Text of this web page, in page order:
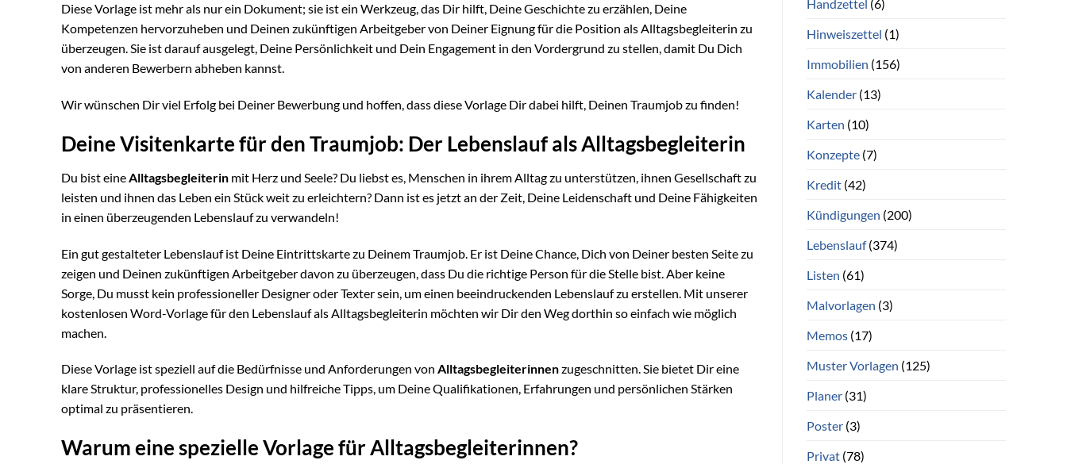
Diese Vorlage ist mehr als nur ein Dokument; sie ist ein Werkzeug, das Dir hilft, Deine Geschichte zu erzählen, Deine
Kompetenzen hervorzuheben und Deinen zukünftigen Arbeitgeber von Deiner Eignung für die Position als Alltagsbegleiterin zu
überzeugen. Sie ist darauf ausgelegt, Deine Persönlichkeit und Dein Engagement in den Vordergrund zu stellen, damit Du Dich
von anderen Bewerbern abheben kannst.
Wir wünschen Dir viel Erfolg bei Deiner Bewerbung und hoffen, dass diese Vorlage Dir dabei hilft, Deinen Traumjob zu finden!
Deine Visitenkarte für den Traumjob: Der Lebenslauf als Alltagsbegleiterin
Du bist eineAlltagsbegleiterin mit Herz und Seele? Du liebst es, Menschen in ihrem Alltag zu unterstützen, ihnen Gesellschaft zu
leisten und ihnen das Leben ein Stück weit zu erleichtern? Dann ist es jetzt an der Zeit, Deine Leidenschaft und Deine Fähigkeiten
in einen überzeugenden Lebenslauf zu verwandeln!
Ein gut gestalteter Lebenslauf ist Deine Eintrittskarte zu Deinem Traumjob. Er ist Deine Chance, Dich von Deiner besten Seite zu
zeigen und Deinen zukünftigen Arbeitgeber davon zu überzeugen, dass Du die richtige Person für die Stelle bist. Aber keine
Sorge, Du musst kein professioneller Designer oder Texter sein, um einen beeindruckenden Lebenslauf zu erstellen. Mit unserer
kostenlosen Word-Vorlage für den Lebenslauf als Alltagsbegleiterin möchten wir Dir den Weg dorthin so einfach wie möglich
machen.
Diese Vorlage ist speziell auf die Bedürfnisse und Anforderungen von Alltagsbegleiterinnenzugeschnitten. Sie bietet Dir eine
klare Struktur, professionelles Design und hilfreiche Tipps, um Deine Qualifikationen, Erfahrungen und persönlichen Stärken
optimal zu präsentieren.
Warum eine spezielle Vorlage für Alltagsbegleiterinnen?
Handzettel (6)
Hinweiszettel (1)
Immobilien (156)
Kalender(13)
Karten (10)
Konzepte(7)
Kredit(42)
Kündigungen (200)
Lebenslauf(374)
Listen (61)
Malvorlagen (3)
Memos(17)
Muster Vorlagen (125)
Planer(31)
Poster(3)
Privat(78)